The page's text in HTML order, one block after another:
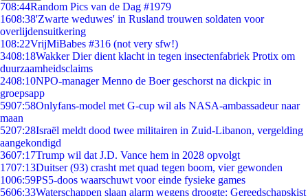
708:44Random Pics van de Dag #1979
1608:38'Zwarte weduwes' in Rusland trouwen soldaten voor
overlijdensuitkering
108:22VrijMiBabes #316 (not very sfw!)
3408:18Wakker Dier dient klacht in tegen insectenfabriek Protix om
duurzaamheidsclaims
2408:10NPO-manager Menno de Boer geschorst na dickpic in
groepsapp
5907:58Onlyfans-model met G-cup wil als NASA-ambassadeur naar
maan
5207:28Israël meldt dood twee militairen in Zuid-Libanon, vergelding
aangekondigd
3607:17Trump wil dat J.D. Vance hem in 2028 opvolgt
1707:13Duitser (93) crasht met quad tegen boom, vier gewonden
1006:59PS5-doos waarschuwt voor einde fysieke games
5606:33Waterschappen slaan alarm wegens droogte: Gereedschapskist